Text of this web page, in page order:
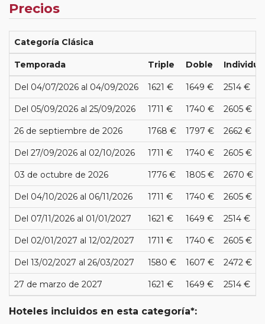
Precios
Categoría Clásica
Temporada Triple Doble
Del 04/07/2026 al 04/09/2026 1621 € 1649 € 2514 €
Del 05/09/2026 al 25/09/2026 1711 € 1740 € 2605 €
26 de septiembre de 2026 1768 € 1797 € 2662 €
Del 27/09/2026 al 02/10/2026 1711 € 1740 € 2605 €
03 de octubre de 2026 1776 € 1805 € 2670 €
Del 04/10/2026 al 06/11/2026 1711 € 1740 € 2605 €
Del 07/11/2026 al 01/01/2027 1621 € 1649 € 2514 €
Del 02/01/2027 al 12/02/2027 1711 € 1740 € 2605 €
Del 13/02/2027 al 26/03/2027 1580 € 1607 € 2472 €
27 de marzo de 2027 1621 € 1649 € 2514 €
Hoteles incluidos en esta categoría*: